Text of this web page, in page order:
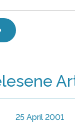
25 April 2001